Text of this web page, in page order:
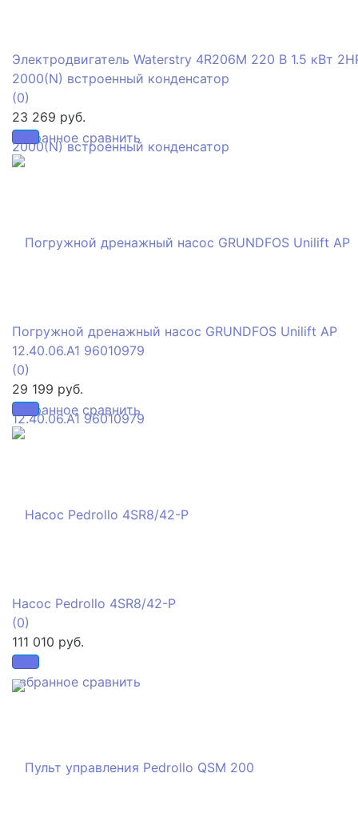
избранное сравнить
Электродвигатель Waterstry 4R206M 220 В 1.5 кВт
2000(N) встроенный конденсатор
(0)
23 269 руб.
избранное сравнить
Погружной дренажный насос GRUNDFOS Unilift AP
12.40.06.A1 96010979
(0)
29 199 руб.
избранное сравнить
Насос Pedrollo 4SR8/42-P
(0)
111 010 руб.